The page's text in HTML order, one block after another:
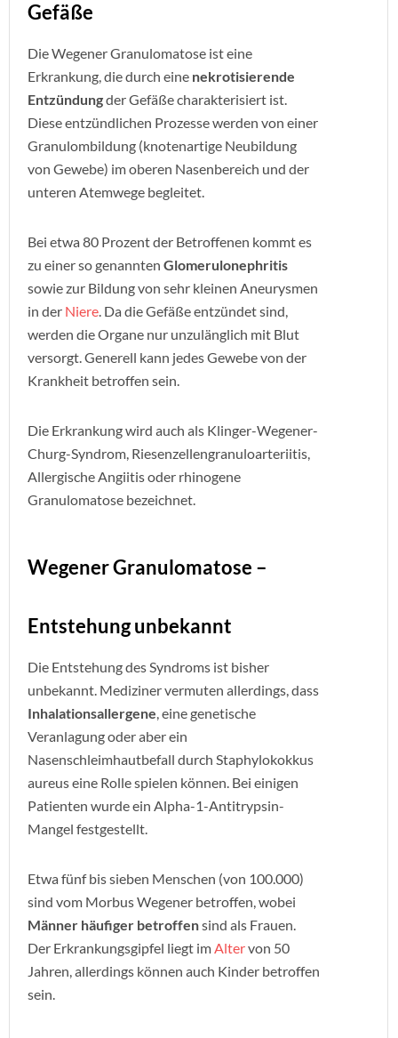
Gefäße
Die Wegener Granulomatose ist eine
Erkrankung, die durch eine nekrotisierende
Entzündungder Gefäße charakterisiert ist.
Diese entzündlichen Prozesse werden von einer
Granulombildung (knotenartige Neubildung
von Gewebe) im oberen Nasenbereich und der
unteren Atemwege begleitet.
Bei etwa 80 Prozent der Betroffenen kommt es
zu einer so genannten Glomerulonephritis
sowie zur Bildung von sehr kleinen Aneurysmen
in der Niere. Da die Gefäße entzündet sind,
werden die Organe nur unzulänglich mit Blut
versorgt. Generell kann jedes Gewebe von der
Krankheit betroffen sein.
Die Erkrankung wird auch als Klinger-Wegener-
Churg-Syndrom, Riesenzellengranuloarteriitis,
Allergische Angiitis oder rhinogene
Granulomatose bezeichnet.
Wegener Granulomatose –
Entstehung unbekannt
Die Entstehung des Syndroms ist bisher
unbekannt. Mediziner vermuten allerdings, dass
Inhalationsallergene, eine genetische
Veranlagung oder aber ein
Nasenschleimhautbefall durch Staphylokokkus
aureus eine Rolle spielen können. Bei einigen
Patienten wurde ein Alpha-1-Antitrypsin-
Mangel festgestellt.
Etwa fünf bis sieben Menschen (von 100.000)
sind vom Morbus Wegener betroffen, wobei
Männer häufiger betroffensind als Frauen.
Der Erkrankungsgipfel liegt imAltervon 50
Jahren, allerdings können auch Kinder betroffen
sein.